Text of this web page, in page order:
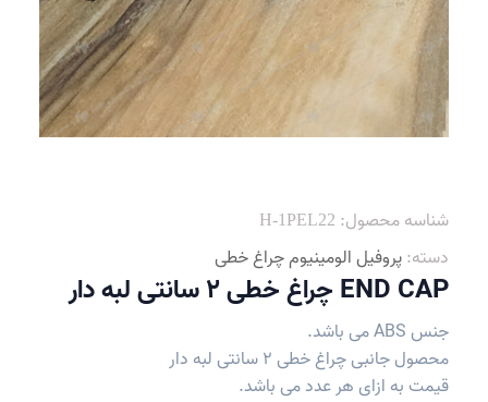
شناسه محصول: H-1PEL22
دسته:پروفیل الومینیوم چراغ خطی
END CAP چراغ خطی 2 سانتی لبه دار
جنس ABS می باشد.
محصول جانبی چراغ خطی 2 سانتی لبه دار
قیمت به ازای هر عدد می باشد.